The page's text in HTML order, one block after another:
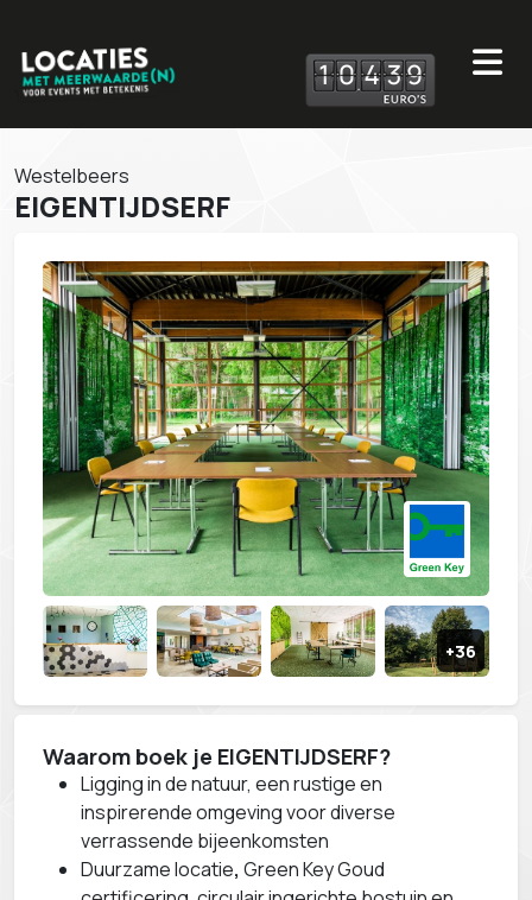
10 439
Westelbeers
EIGENTIJDSERF
Waarom boek je EIGENTIJDSERF?
Ligging in de natuur, een rustige en
inspirerende omgeving voor diverse
verrassende bijeenkomsten
Duurzame locatie, Green Key Goud